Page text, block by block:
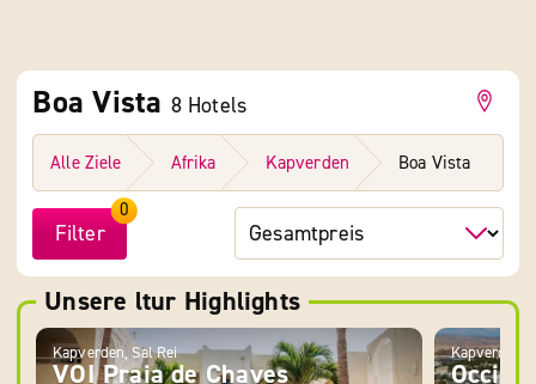
Boa Vista 8Hotels
Alle Ziele Afrika Kapverden Boa Vista
Filter
0
Unsere ltur Highlights
Kapverden, Sal Rei
VOI Praia de Chaves
Kapverden,